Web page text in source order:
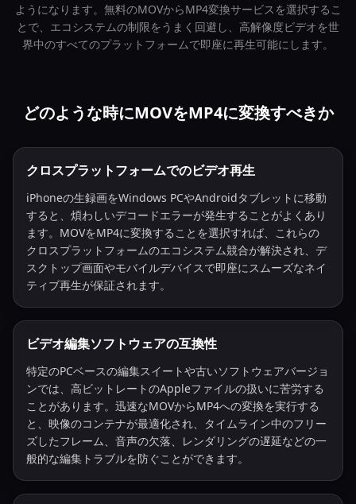
ようになります。無料のMOVからMP4変換サービスを選択するこ
とで、エコシステムの制限をうまく回避し、高解像度ビデオを世
界中のすべてのプラットフォームで即座に再生可能にします。
どのような時にMOVをMP4に変換すべきか
クロスプラットフォームでのビデオ再生
iPhoneの生録画をWindows PCやAndroidタブレットに移動
すると、煩わしいデコードエラーが発生することがよくあり
ます。MOVをMP4に変換することを選択すれば、これらの
クロスプラットフォームのエコシステム競合が解決され、デ
スクトップ画面やモバイルデバイスで即座にスムーズなネイ
ティブ再生が保証されます。
ビデオ編集ソフトウェアの互換性
特定のPCベースの編集スイートや古いソフトウェアバージョ
ンでは、高ビットレートのAppleファイルの扱いに苦労する
ことがあります。迅速なMOVからMP4への変換を実行する
と、映像のコンテナが最適化され、タイムライン中のフリー
ズしたフレーム、音声の欠落、レンダリングの遅延などの一
般的な編集トラブルを防ぐことができます。